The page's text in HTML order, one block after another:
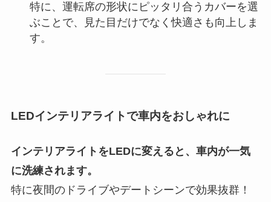
特に、運転席の形状にピッタリ合うカバーを選
ぶことで、見た目だけでなく快適さも向上しま
す。
LEDインテリアライトで車内をおしゃれに
インテリアライトをLEDに変えると、車内が一気
に洗練されます。
特に夜間のドライブやデートシーンで効果抜群！